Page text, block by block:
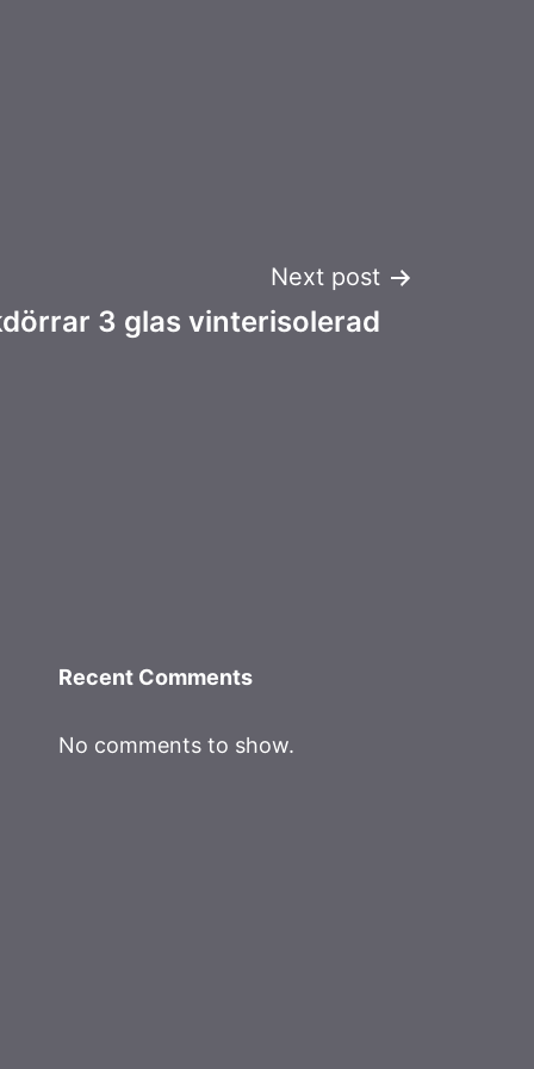
Next post
3 glas vinterisolerad
Recent Comments
No comments to show.